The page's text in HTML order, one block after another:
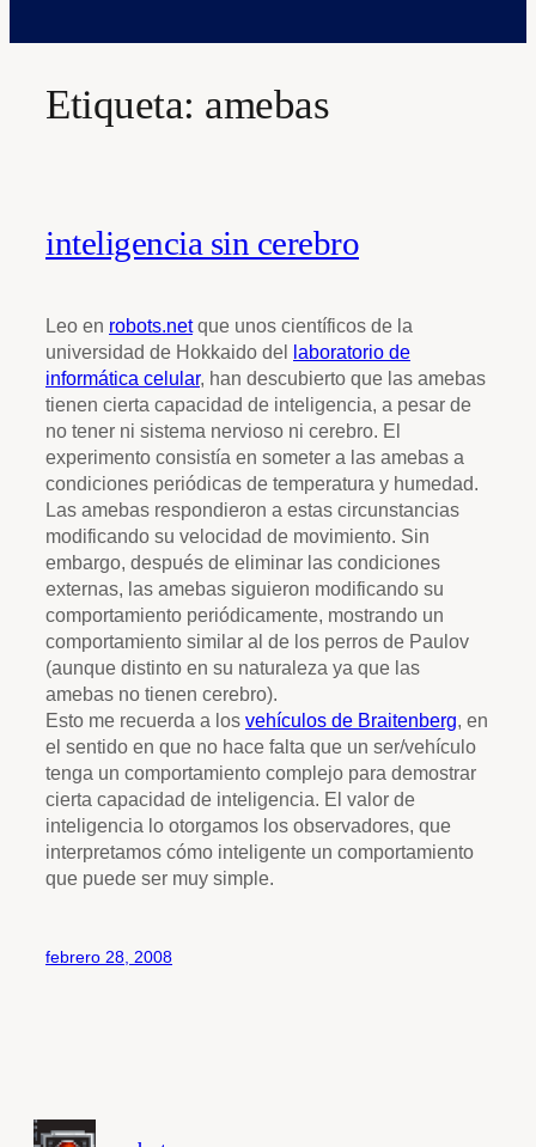
Etiqueta: amebas
inteligencia sin cerebro
Leo en robots.netque unos científicos de la
universidad de Hokkaido del laboratorio de
informática celular, han descubierto que las amebas
tienen cierta capacidad de inteligencia, a pesar de
no tener ni sistema nervioso ni cerebro. El
experimento consistía en someter a las amebas a
condiciones periódicas de temperatura y humedad.
Las amebas respondieron a estas circunstancias
modificando su velocidad de movimiento. Sin
embargo, después de eliminar las condiciones
externas, las amebas siguieron modificando su
comportamiento periódicamente, mostrando un
comportamiento similar al de los perros de Paulov
(aunque distinto en su naturaleza ya que las
amebas no tienen cerebro).
Esto me recuerda a los vehículos de Braitenberg, en
el sentido en que no hace falta que un ser/vehículo
tenga un comportamiento complejo para demostrar
cierta capacidad de inteligencia. El valor de
inteligencia lo otorgamos los observadores, que
interpretamos cómo inteligente un comportamiento
que puede ser muy simple.
febrero 28, 2008